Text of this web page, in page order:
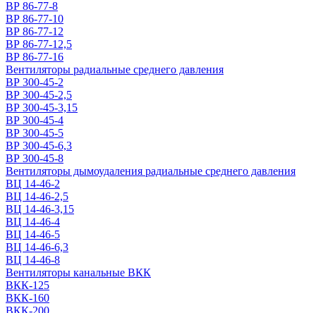
ВР 86-77-8
ВР 86-77-10
ВР 86-77-12
ВР 86-77-12,5
ВР 86-77-16
Вентиляторы радиальные среднего давления
ВР 300-45-2
ВР 300-45-2,5
ВР 300-45-3,15
ВР 300-45-4
ВР 300-45-5
ВР 300-45-6,3
ВР 300-45-8
Вентиляторы дымоудаления радиальные среднего давления
ВЦ 14-46-2
ВЦ 14-46-2,5
ВЦ 14-46-3,15
ВЦ 14-46-4
ВЦ 14-46-5
ВЦ 14-46-6,3
ВЦ 14-46-8
Вентиляторы канальные ВКК
ВКК-125
ВКК-160
ВКК-200